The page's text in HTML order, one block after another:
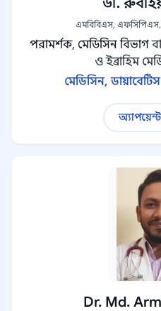
এমবিবিএস,
পরামর্শক, মেডিসিন বিভাগ
ও ইব্রাহিম
মেডিসিন,
Dr. Md.